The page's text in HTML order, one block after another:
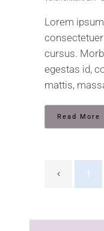
Lorem
cursus.
egestas id,
mattis,
Read More
1